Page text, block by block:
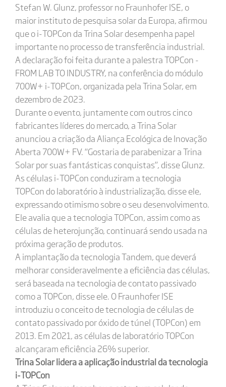
Stefan W. Glunz, professor no Fraunhofer ISE, o
maior instituto de pesquisa solar da Europa, afirmou
que o i-TOPCon da Trina Solar desempenha papel
importante no processo de transferência industrial.
A declaração foi feita durante a palestra TOPCon -
FROM LAB TO INDUSTRY, na conferência do módulo
700W+ i-TOPCon, organizada pela Trina Solar, em
dezembro de 2023.
Durante o evento, juntamente com outros cinco
fabricantes líderes do mercado, a Trina Solar
anunciou a criação da Aliança Ecológica de Inovação
Aberta 700W+ FV. “Gostaria de parabenizar a Trina
Solar por suas fantásticas conquistas”, disse Glunz.
As células i-TOPCon conduziram a tecnologia
TOPCon do laboratório à industrialização, disse ele,
expressando otimismo sobre o seu desenvolvimento.
Ele avalia que a tecnologia TOPCon, assim como as
células de heterojunção, continuará sendo usada na
próxima geração de produtos.
A implantação da tecnologia Tandem, que deverá
melhorar consideravelmente a eficiência das células,
será baseada na tecnologia de contato passivado
como a TOPCon, disse ele. O Fraunhofer ISE
introduziu o conceito de tecnologia de células de
contato passivado por óxido de túnel (TOPCon) em
2013. Em 2021, as células de laboratório TOPCon
alcançaram eficiência 26% superior.
Trina Solar lidera a aplicação industrial da tecnologia
i-TOPCon